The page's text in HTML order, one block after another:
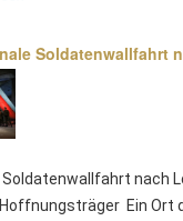
Soldatenwallfahrt
nach
Ein Ort